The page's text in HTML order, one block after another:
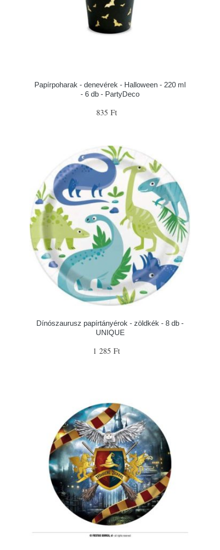
Papírpoharak - denevérek - Halloween - 220 ml
- 6 db - PartyDeco
835 Ft
Dínószaurusz papírtányérok - zöldkék - 8 db -
UNIQUE
1 285 Ft